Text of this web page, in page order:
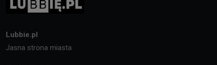
Lubbie.pl
Jasna strona miasta